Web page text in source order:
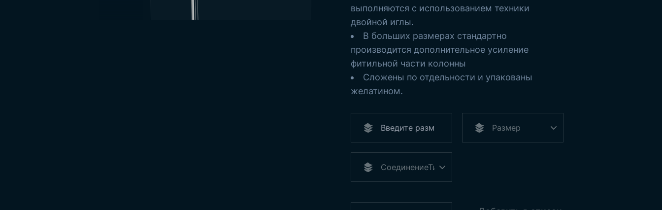
выполняются с использованием техники
двойной иглы.
В больших размерах стандартно
производится дополнительное усиление
фитильной части колонны
Сложены по отдельности и упакованы
желатином.